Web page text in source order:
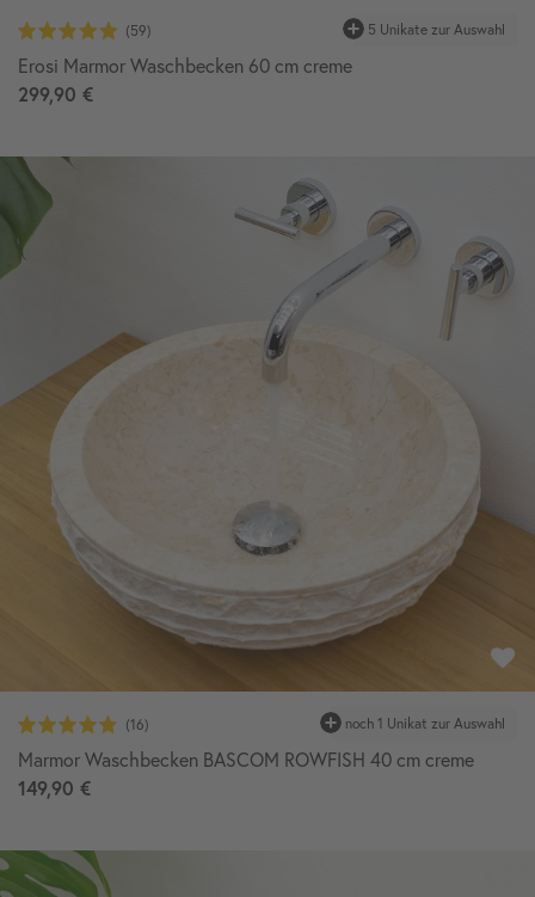
5 Unikate zur Auswahl
Erosi Marmor Waschbecken 60 cm creme
299,90 €
Marmor Waschbecken BASCOM ROWFISH 40 cm creme
149,90 €